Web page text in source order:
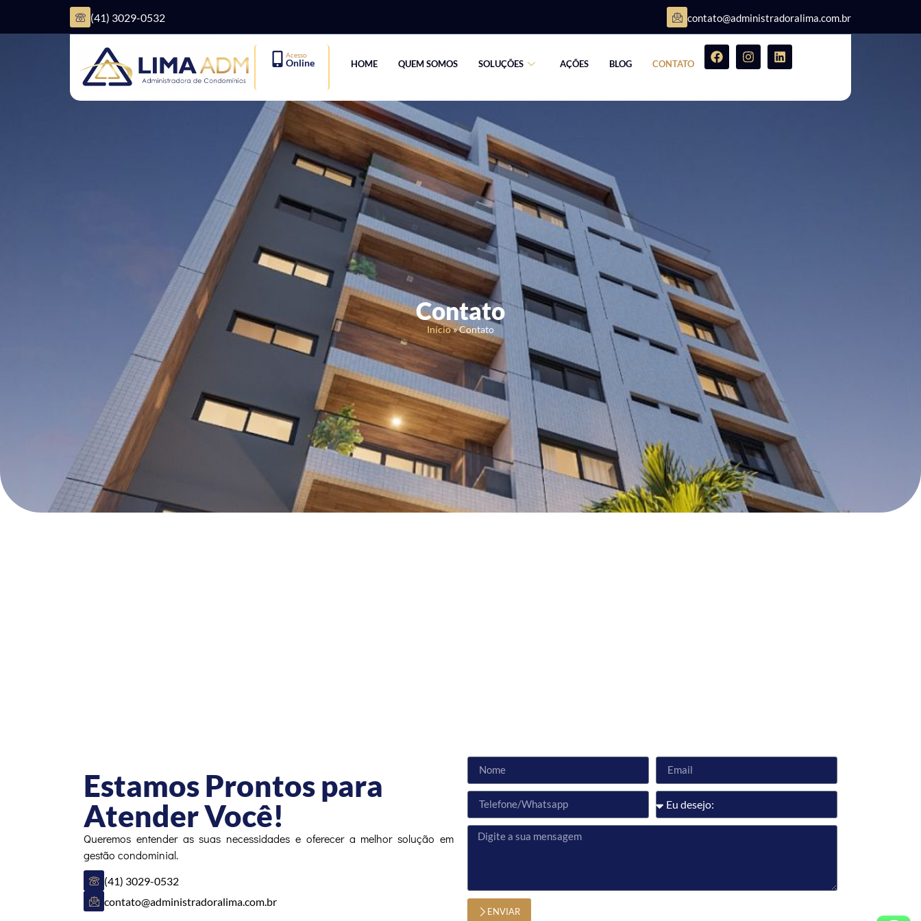
(41) 3029-0532 contato@administradoralima.com.br
Acesso
Online HOME QUEM SOMOS SOLUÇÕES AÇÕES BLOG CONTATO
Contato
Início»Contato
Estamos Prontos para
Atender Você!
Queremos entender as suas necessidades e oferecer a melhor solução em
gestão condominial.
(41) 3029-0532
contato@administradoralima.com.br
ENVIAR